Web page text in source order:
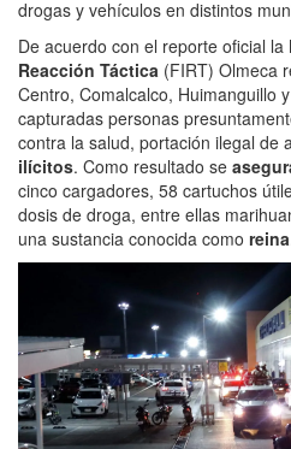
drogas y vehículos en distintos
De acuerdo con el reporte oficial la
Reacción Táctica (FIRT) Olmeca
Centro, Comalcalco, Huimanguillo
capturadas personas
contra la salud, portación ilegal de
ilícitos. Como resultado se
cinco cargadores, 58 cartuchos
dosis de droga, entre ellas
una sustancia conocida como reina